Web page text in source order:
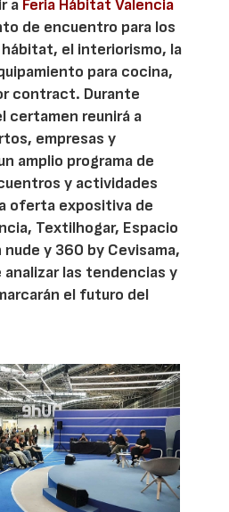
a Feria Hábitat Valencia
de encuentro para los
el interiorismo, la
para cocina,
contract. Durante
certamen reunirá a
empresas y
amplio programa de
y actividades
oferta expositiva de
Textilhogar, Espacio
nude y 360 by Cevisama,
las tendencias y
el futuro del